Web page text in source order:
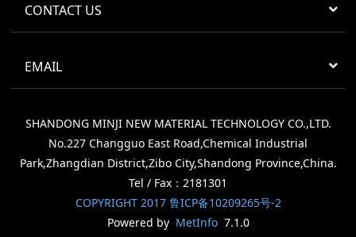
CONTACT US
EMAIL
SHANDONG MINJI NEW MATERIAL TECHNOLOGY CO.,LTD.
No.227 Changguo East Road,Chemical Industrial
Park,Zhangdian District,Zibo City,Shandong Province,China.
Tel / Fax：2181301
COPYRIGHT 2017 鲁ICP备10209265号-2
Powered by MetInfo7.1.0